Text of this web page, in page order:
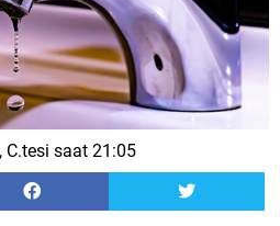
C.tesi saat 21:05